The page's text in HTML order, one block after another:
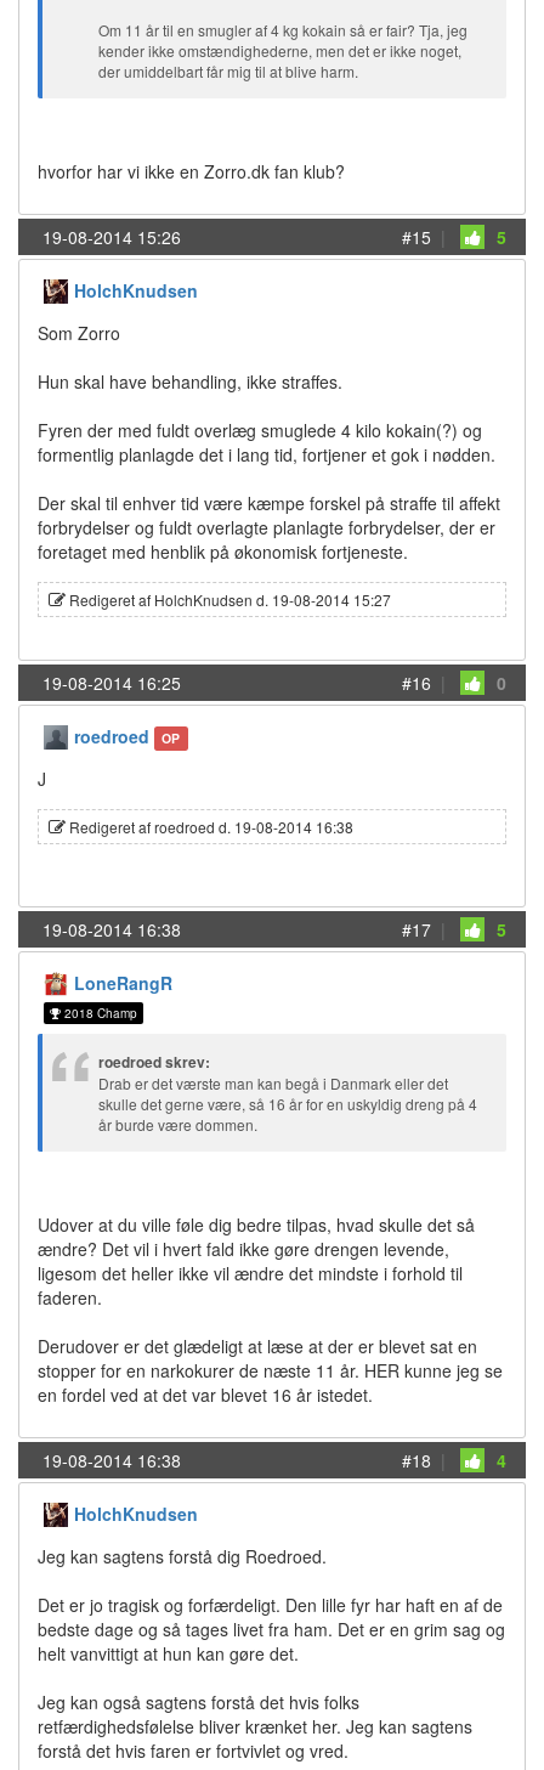
Om 11 år til en smugler af 4 kg kokain så er fair? Tja, jeg
kender ikke omstændighederne, men det er ikke noget,
der umiddelbart får mig til at blive harm.
hvorfor har vi ikke en Zorro.dk fan klub?
19-08-2014 15:26 #15 | 5
HolchKnudsen
Som Zorro
Hun skal have behandling, ikke straffes.
Fyren der med fuldt overlæg smuglede 4 kilo kokain(?) og
formentlig planlagde det i lang tid, fortjener et gok i nødden.
Der skal til enhver tid være kæmpe forskel på straffe til affekt
forbrydelser og fuldt overlagte planlagte forbrydelser, der er
foretaget med henblik på økonomisk fortjeneste.
Redigeret af HolchKnudsen d. 19-08-2014 15:27
19-08-2014 16:25 #16 | 0
roedroed OP
J
Redigeret af roedroed d. 19-08-2014 16:38
19-08-2014 16:38 #17 | 5
LoneRangR
2018 Champ
roedroed skrev:
Drab er det værste man kan begå i Danmark eller det
skulle det gerne være, så 16 år for en uskyldig dreng på 4
år burde være dommen.
Udover at du ville føle dig bedre tilpas, hvad skulle det så
ændre? Det vil i hvert fald ikke gøre drengen levende,
ligesom det heller ikke vil ændre det mindste i forhold til
faderen.
Derudover er det glædeligt at læse at der er blevet sat en
stopper for en narkokurer de næste 11 år. HER kunne jeg se
en fordel ved at det var blevet 16 år istedet.
19-08-2014 16:38 #18 | 4
HolchKnudsen
Jeg kan sagtens forstå dig Roedroed.
Det er jo tragisk og forfærdeligt. Den lille fyr har haft en af de
bedste dage og så tages livet fra ham. Det er en grim sag og
helt vanvittigt at hun kan gøre det.
Jeg kan også sagtens forstå det hvis folks
retfærdighedsfølelse bliver krænket her. Jeg kan sagtens
forstå det hvis faren er fortvivlet og vred.